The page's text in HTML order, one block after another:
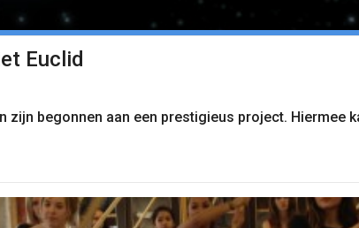
Euclid
begonnen aan een prestigieus project. Hiermee